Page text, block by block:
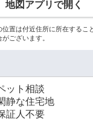
地図アプリで開く
置は付近住所に所在するこ
ございます。
ット相談
静な住宅地
証人不要